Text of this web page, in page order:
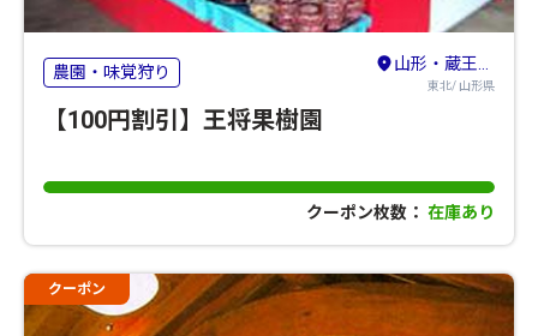
農園・味覚狩り 山形・蔵王・天童・上山
東北/ 山形県
【100円割引】王将果樹園
クーポン枚数： 在庫あり
クーポン